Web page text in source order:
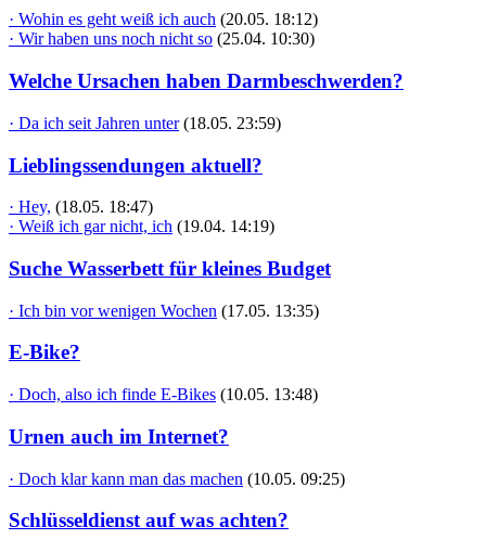
· Wohin es geht weiß ich auch (20.05. 18:12)
· Wir haben uns noch nicht so (25.04. 10:30)
Welche Ursachen haben Darmbeschwerden?
· Da ich seit Jahren unter (18.05. 23:59)
Lieblingssendungen aktuell?
· Hey, (18.05. 18:47)
· Weiß ich gar nicht, ich (19.04. 14:19)
Suche Wasserbett für kleines Budget
· Ich bin vor wenigen Wochen (17.05. 13:35)
E-Bike?
· Doch, also ich finde E-Bikes (10.05. 13:48)
Urnen auch im Internet?
· Doch klar kann man das machen (10.05. 09:25)
Schlüsseldienst auf was achten?